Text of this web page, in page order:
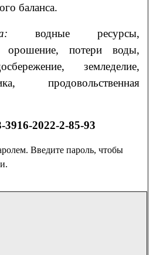
баланса.
водные ресурсы,
орошение, потери воды,
земледелие,
продовольственная
2022-2-85-93
Введите пароль, чтобы